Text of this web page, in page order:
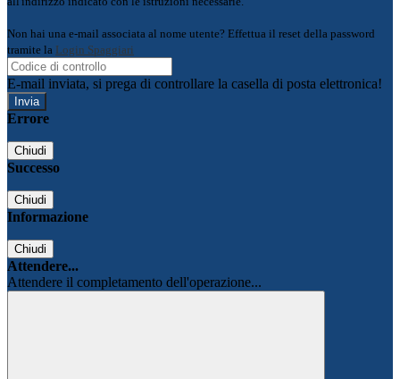
Non hai una e-mail associata al nome utente? Effettua il reset della password
tramite la Login Spaggiari
E-mail inviata, si prega di controllare la casella di posta elettronica!
Errore
Chiudi
Successo
Chiudi
Informazione
Chiudi
Attendere...
Attendere il completamento dell'operazione...